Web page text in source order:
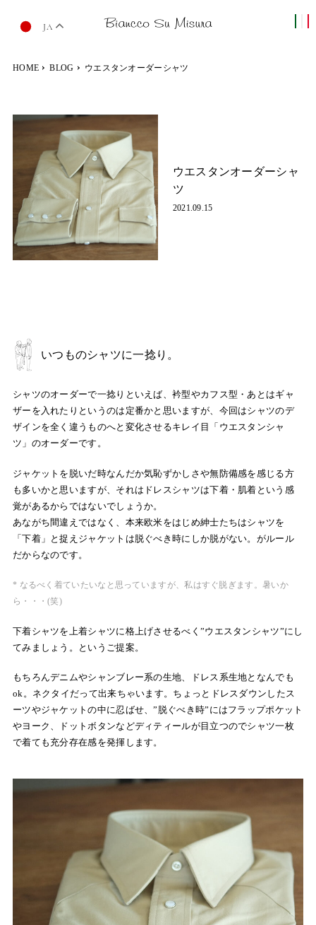
JA
HOME BLOG ウエスタンオーダーシャツ
ウエスタンオーダーシャ
ツ
2021.09.15
いつものシャツに一捻り。
シャツのオーダーで一捻りといえば、衿型やカフス型・あとはギャ
ザーを入れたりというのは定番かと思いますが、今回はシャツのデ
ザインを全く違うものへと変化させるキレイ目「ウエスタンシャ
ツ」のオーダーです。
ジャケットを脱いだ時なんだか気恥ずかしさや無防備感を感じる方
も多いかと思いますが、それはドレスシャツは下着・肌着という感
覚があるからではないでしょうか。
あながち間違えではなく、本来欧米をはじめ紳士たちはシャツを
「下着」と捉えジャケットは脱ぐべき時にしか脱がない。がルール
だからなのです。
* なるべく着ていたいなと思っていますが、私はすぐ脱ぎます。暑いか
ら・・・(笑)
下着シャツを上着シャツに格上げさせるべく”ウエスタンシャツ”にし
てみましょう。というご提案。
もちろんデニムやシャンブレー系の生地、ドレス系生地となんでも
ok。ネクタイだって出来ちゃいます。ちょっとドレスダウンしたス
ーツやジャケットの中に忍ばせ、”脱ぐべき時”にはフラップポケット
やヨーク、ドットボタンなどディティールが目立つのでシャツ一枚
で着ても充分存在感を発揮します。